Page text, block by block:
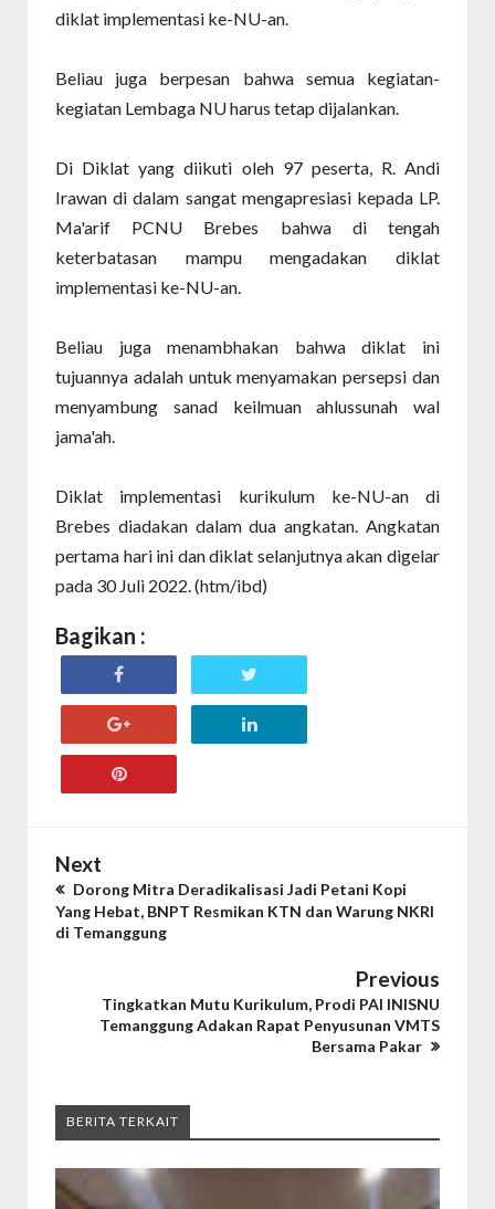
diklat implementasi ke-NU-an.
Beliau juga berpesan bahwa semua kegiatan-
kegiatan Lembaga NU harus tetap dijalankan.
Di Diklat yang diikuti oleh 97 peserta, R. Andi
Irawan di dalam sangat mengapresiasi kepada LP.
Ma'arif PCNU Brebes bahwa di tengah
keterbatasan mampu mengadakan diklat
implementasi ke-NU-an.
Beliau juga menambhakan bahwa diklat ini
tujuannya adalah untuk menyamakan persepsi dan
menyambung sanad keilmuan ahlussunah wal
jama'ah.
Diklat implementasi kurikulum ke-NU-an di
Brebes diadakan dalam dua angkatan. Angkatan
pertama hari ini dan diklat selanjutnya akan digelar
pada 30 Juli 2022. (htm/ibd)
Bagikan :
Next
Dorong Mitra Deradikalisasi Jadi Petani Kopi
Yang Hebat, BNPT Resmikan KTN dan Warung NKRI
di Temanggung
Previous
Tingkatkan Mutu Kurikulum, Prodi PAI INISNU
Temanggung Adakan Rapat Penyusunan VMTS
Bersama Pakar
BERITA TERKAIT